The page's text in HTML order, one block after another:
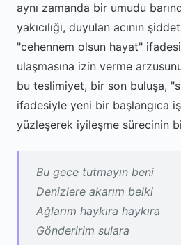
aynı zamanda bir umudu
yakıcılığı, duyulan acının
"cehennem olsun hayat"
ulaşmasına izin verme
bu teslimiyet, bir son buluşa,
ifadesiyle yeni bir başlangıca
yüzleşerek iyileşme sürecinin
Bu gece tutmayın beni
Denizlere akarım belki
Ağlarım haykıra haykıra
Gönderirim sulara